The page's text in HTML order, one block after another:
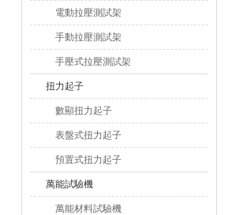
電動拉壓測試架
手動拉壓測試架
手壓式拉壓測試架
扭力起子
數顯扭力起子
表盤式扭力起子
預置式扭力起子
萬能試驗機
萬能材料試驗機